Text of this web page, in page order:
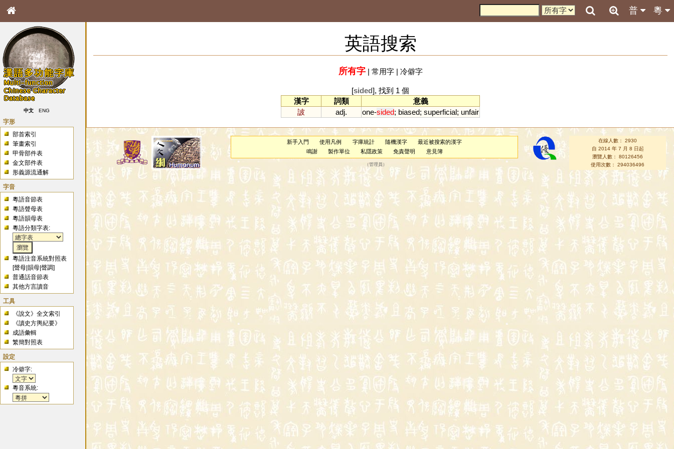
粵
普
中文 ENG
字形
部首索引
筆畫索引
甲骨部件表
金文部件表
形義源流通解
字音
粵語音節表
粵語聲母表
粵語韻母表
粵語分類字表:
粵語注音系統對照表
[聲母 |韻母 |聲調]
普通話音節表
其他方言讀音
工具
《說文》全文索引
《讀史方輿紀要》
成語彙輯
繁簡對照表
設定
冷僻字:
粵音系統:
英語搜索
所有字| 常用字| 冷僻字
[sided], 找到 1 個
漢字
詞類
意義
詖
adj. one-sided; biased; superficial; unfair
新手入門 使用凡例 字庫統計 隨機漢字
最近被搜索的漢字
鳴謝
製作單位 私隱政策 免責聲明 意見簿
（管理員 ）
在線人數： 2930
自 2014 年 7 月 8 日起
瀏覽人數： 80126456
使用次數： 294036496